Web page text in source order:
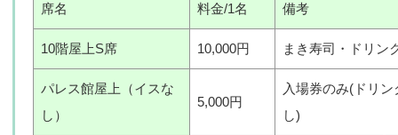
席名 料金/1名 備考
10階屋上S席 10,000円 まき寿司・ドリン
パレス館屋上（イスな
し）
5,000円
入場券のみ(ドリン
し)